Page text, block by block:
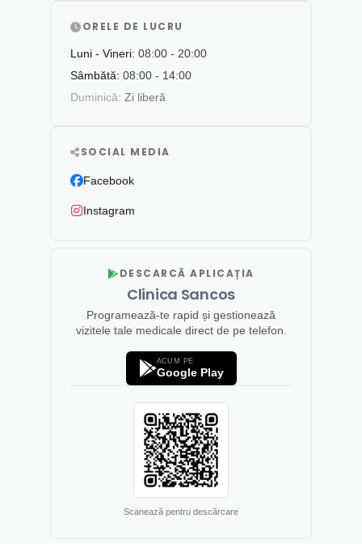
ORELE DE LUCRU
Luni - Vineri: 08:00 - 20:00
Sâmbătă: 08:00 - 14:00
Duminică: Zi liberă
SOCIAL MEDIA
Facebook
Instagram
DESCARCĂ APLICAȚIA
Clinica Sancos
Programează-te rapid și gestionează
vizitele tale medicale direct de pe telefon.
ACUM PE
Google Play
Scanează pentru descărcare